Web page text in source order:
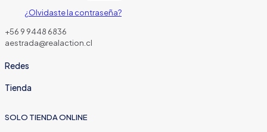
¿Olvidaste la contraseña?
+56 9 9448 6836
aestrada@realaction.cl
Redes
Tienda
SOLO TIENDA ONLINE